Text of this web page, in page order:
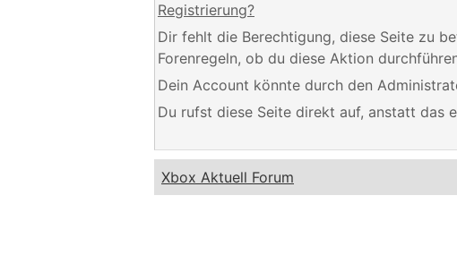
Registrierung?
Dir fehlt die Berechtigung, diese Seite zu
Forenregeln, ob du diese Aktion
Dein Account könnte durch den
Du rufst diese Seite direkt auf, anstatt das
Xbox Aktuell Forum